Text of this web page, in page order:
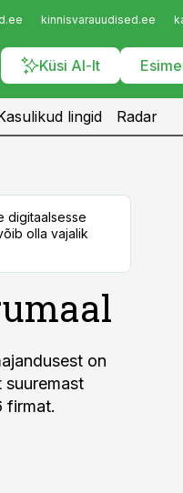
kinnisvarauudised.ee
Küsi AI-lt
lingid Radar
digitaalsesse
olla vajalik
on
suuremast
firmat.